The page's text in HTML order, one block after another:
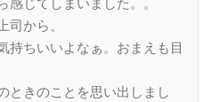
じてしまいました。。
司から、
持ちいいよなぁ。おまえも目
ときのことを思い出しまし